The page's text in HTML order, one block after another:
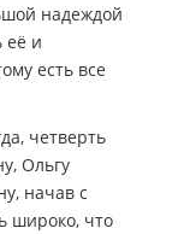
надеждой
её и
есть все
четверть
Ольгу
начав с
широко, что